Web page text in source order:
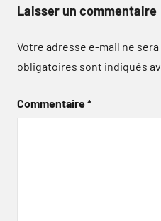
Laisser un commentaire
Votre adresse e-mail ne sera
obligatoires sont indiqués
Commentaire*